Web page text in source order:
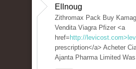
Ellnoug
Zithromax Pack Buy
Vendita Viagra Pfizer <a
href= http://
prescription</a> Acheter
Ajanta Pharma Limited